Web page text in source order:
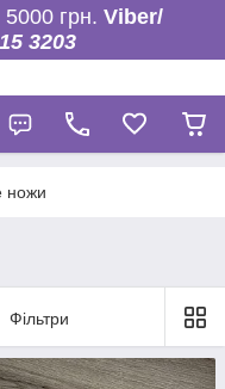
грн. Viber/
3203
ножи
Фільтри